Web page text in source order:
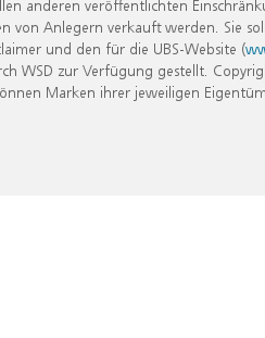
anderen veröffentlichten
Anlegern verkauft werden. Sie
und den für die UBS-Website (
zur Verfügung gestellt.
Marken ihrer jeweiligen